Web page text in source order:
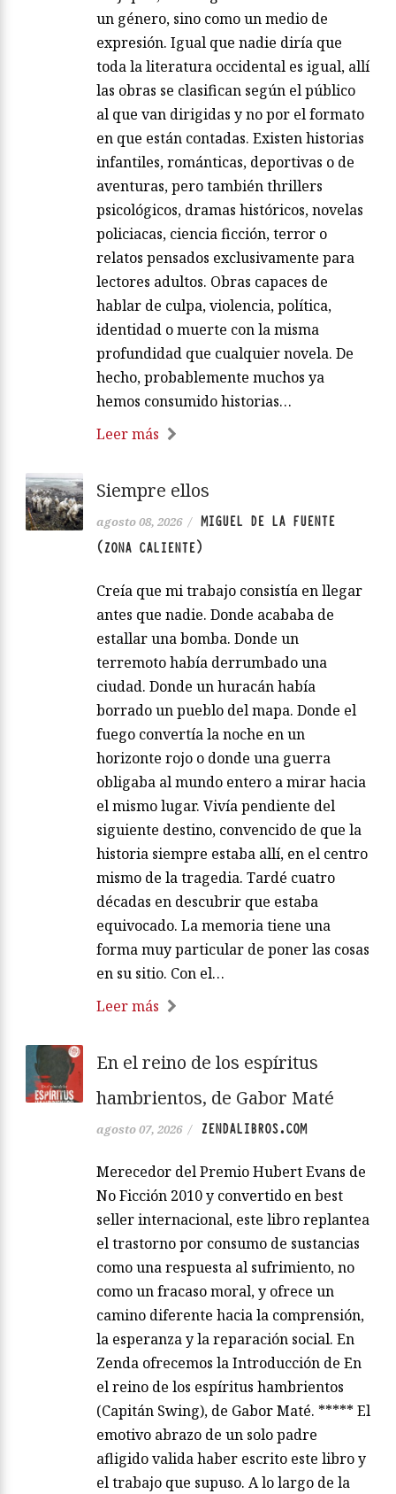
un género, sino como un medio de
expresión. Igual que nadie diría que
toda la literatura occidental es igual, allí
las obras se clasifican según el público
al que van dirigidas y no por el formato
en que están contadas. Existen historias
infantiles, románticas, deportivas o de
aventuras, pero también thrillers
psicológicos, dramas históricos, novelas
policiacas, ciencia ficción, terror o
relatos pensados exclusivamente para
lectores adultos. Obras capaces de
hablar de culpa, violencia, política,
identidad o muerte con la misma
profundidad que cualquier novela. De
hecho, probablemente muchos ya
hemos consumido historias…
Leer más
Siempre ellos
agosto 08, 2026 / MIGUEL DE LA FUENTE
(ZONA CALIENTE)
Creía que mi trabajo consistía en llegar
antes que nadie. Donde acababa de
estallar una bomba. Donde un
terremoto había derrumbado una
ciudad. Donde un huracán había
borrado un pueblo del mapa. Donde el
fuego convertía la noche en un
horizonte rojo o donde una guerra
obligaba al mundo entero a mirar hacia
el mismo lugar. Vivía pendiente del
siguiente destino, convencido de que la
historia siempre estaba allí, en el centro
mismo de la tragedia. Tardé cuatro
décadas en descubrir que estaba
equivocado. La memoria tiene una
forma muy particular de poner las cosas
en su sitio. Con el…
Leer más
En el reino de los espíritus
hambrientos, de Gabor Maté
agosto 07, 2026 / ZENDALIBROS.COM
Merecedor del Premio Hubert Evans de
No Ficción 2010 y convertido en best
seller internacional, este libro replantea
el trastorno por consumo de sustancias
como una respuesta al sufrimiento, no
como un fracaso moral, y ofrece un
camino diferente hacia la comprensión,
la esperanza y la reparación social. En
Zenda ofrecemos la Introducción de En
el reino de los espíritus hambrientos
(Capitán Swing), de Gabor Maté. ***** El
emotivo abrazo de un solo padre
afligido valida haber escrito este libro y
el trabajo que supuso. A lo largo de la